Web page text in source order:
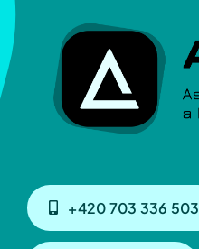
+420 703 336 503